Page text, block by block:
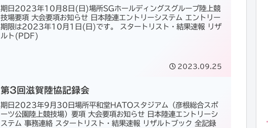
期日2023年10月8日(日)場所SGホールディングスグループ陸上競
技場要項 大会要項お知らせ 日本陸連エントリーシステム エントリー
期限は2023年10月1日(日)です。 スタートリスト・結果速報 リザ
ルト(PDF)
2023.09.25
第3回滋賀陸協記録会
期日2023年9月30日場所平和堂HATOスタジアム（彦根総合スポ
ーツ公園陸上競技場）要項 大会要項お知らせ 日本陸連エントリーシ
ステム 事務連絡 スタートリスト・結果速報 リザルトブック 全記録